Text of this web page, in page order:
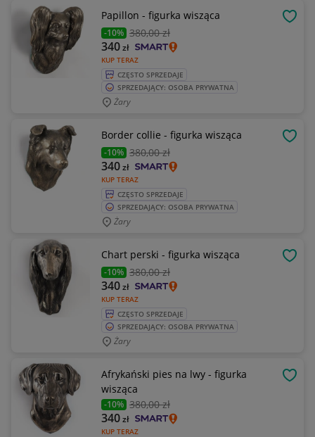
Papillon - figurka wisząca
-10% 380,00 zł
KUP TERAZ
340zł
CZĘSTO SPRZEDAJE
SPRZEDAJĄCY: OSOBA PRYWATNA
Żary
Border collie - figurka wisząca
-10% 380,00 zł
KUP TERAZ
340zł
CZĘSTO SPRZEDAJE
SPRZEDAJĄCY: OSOBA PRYWATNA
Żary
Chart perski - figurka wisząca
-10% 380,00 zł
KUP TERAZ
340zł
CZĘSTO SPRZEDAJE
SPRZEDAJĄCY: OSOBA PRYWATNA
Żary
Afrykański pies na lwy - figurka
wisząca
-10% 380,00 zł
KUP TERAZ
340zł